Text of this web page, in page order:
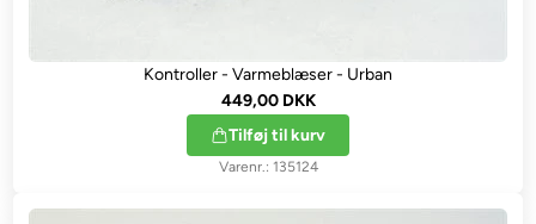
Kontroller - Varmeblæser - Urban
449,00 DKK
Tilføj til kurv
135124